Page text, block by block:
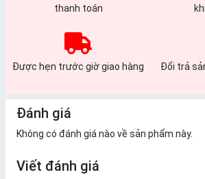
thanh toán
Được hẹn trước giờ giao hàng
Đổi trả
Đánh giá
Không có đánh giá nào về sản phẩm này.
Viết đánh giá